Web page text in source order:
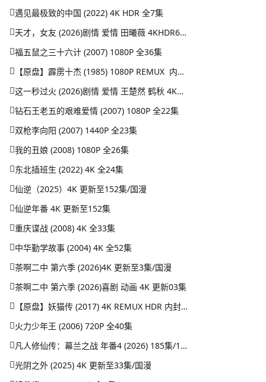
遇见最极致的中国 (2022) 4K HDR 全7集
天才，女友 (2026)剧情 爱情 田曦薇 4KHDR60FPS 更新08集
福五鼠之三十六计 (2007) 1080P 全36集
【原盘】霹雳十杰 (1985) 1080P REMUX 内嵌/外挂简中字幕
这一秒过火 (2026)剧情 爱情 王楚然 鹤秋 4KHDR60FPS 更新26集
钻石王老五的艰难爱情 (2007) 1080P 全22集
双枪李向阳 (2007) 1440P 全23集
我的丑娘 (2008) 1080P 全26集
东北插班生 (2022) 4K 全24集
仙逆（2025）4K 更新至152集/国漫
仙逆年番 4K 更新至152集
重庆谍战 (2008) 4K 全33集
中华勤学故事 (2004) 4K 全52集
茶啊二中 第六季 (2026)4K 更新至3集/国漫
茶啊二中 第六季 (2026)喜剧 动画 4K 更新03集
【原盘】妖猫传 (2017) 4K REMUX HDR 内封简英双语字幕
火力少年王 (2006) 720P 全40集
凡人修仙传：幕兰之战‎ 年番4 (2026) 185集/1080P
光阴之外 (2025) 4K 更新至33集/国漫